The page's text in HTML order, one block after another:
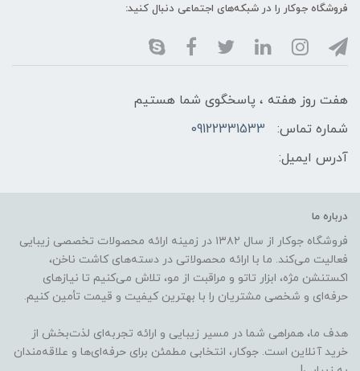
فروشگاه جوکار را در شبکه‌های اجتماعی دنبال کنید:
هفت روز هفته ، پاسخگوی شما هستیم
شماره تماس:
09122331533
آدرس ایمیل:
درباره ما
فروشگاه جوکار از سال ۱۳۸۲ در زمینه ارائه محصولات تخصصی زیبایی
فعالیت می‌کند. ما با ارائه محصولاتی در دسته‌های کاشت ناخن،
اکستنشن مژه، ابزار تاتو و مراقبت از مو، تلاش می‌کنیم تا نیازهای
حرفه‌ای و شخصی مشتریان را با بهترین کیفیت و قیمت تأمین کنیم.
هدف ما، همراهی شما در مسیر زیبایی و ارائه تجربه‌ای لذت‌بخش از
خرید آنلاین است. جوکار، انتخابی مطمئن برای حرفه‌ای‌ها و علاقه‌مندان